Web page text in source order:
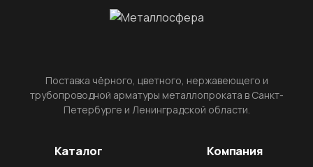
Поставка чёрного, цветного, нержавеющего и
трубопроводной арматуры металлопроката в Санкт-
Петербурге и Ленинградской области.
Каталог Компания